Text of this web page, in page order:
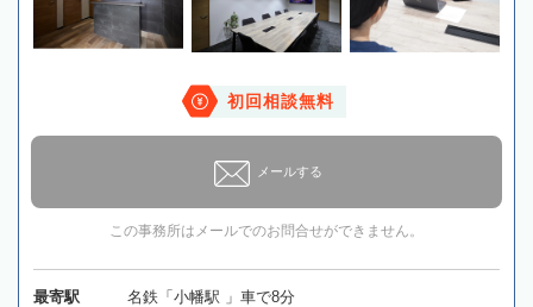
初回相談無料
メールする
この事務所はメールでのお問合せができません。
最寄駅 名鉄「小幡駅 」車で8分